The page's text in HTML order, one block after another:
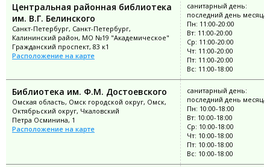
Центральная районная библиотека
им. В.Г. Белинского
Санкт-Петербург, Санкт-Петербург,
Калининский район, МО №19 "Академическое"
Гражданский проспект, 83 к1
Расположение на карте
санитарный день:
последний день месяца
Пн: 11:00-20:00
Вт: 11:00-20:00
Ср: 11:00-20:00
Чт: 11:00-20:00
Пт: 11:00-20:00
Вс: 11:00-18:00
Библиотека им. Ф.М. Достоевского
Омская область, Омск городской округ, Омск,
Октябрьский округ, Чкаловский
Петра Осминина, 1
Расположение на карте
санитарный день:
последний день месяца
Пн: 10:00-18:00
Вт: 10:00-18:00
Ср: 10:00-18:00
Чт: 10:00-18:00
Пт: 10:00-18:00
Вс: 10:00-18:00